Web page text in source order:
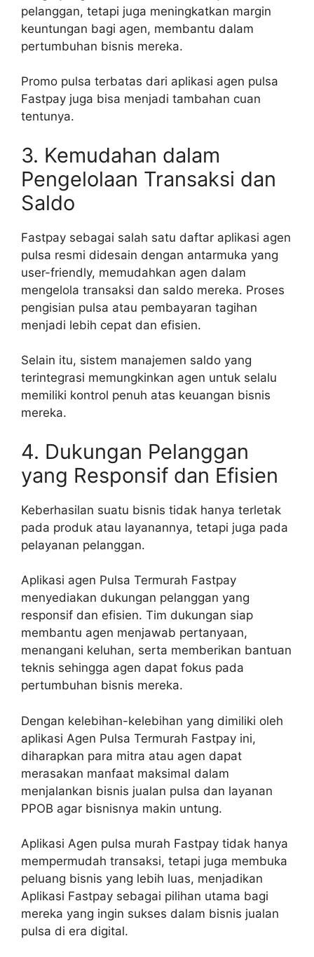
pelanggan, tetapi juga meningkatkan margin
keuntungan bagi agen, membantu dalam
pertumbuhan bisnis mereka.
Promo pulsa terbatas dari aplikasi agen pulsa
Fastpay juga bisa menjadi tambahan cuan
tentunya.
3. Kemudahan dalam
Pengelolaan Transaksi dan
Saldo
Fastpay sebagai salah satu daftar aplikasi agen
pulsa resmi didesain dengan antarmuka yang
user-friendly, memudahkan agen dalam
mengelola transaksi dan saldo mereka. Proses
pengisian pulsa atau pembayaran tagihan
menjadi lebih cepat dan efisien.
Selain itu, sistem manajemen saldo yang
terintegrasi memungkinkan agen untuk selalu
memiliki kontrol penuh atas keuangan bisnis
mereka.
4. Dukungan Pelanggan
yang Responsif dan Efisien
Keberhasilan suatu bisnis tidak hanya terletak
pada produk atau layanannya, tetapi juga pada
pelayanan pelanggan.
Aplikasi agen Pulsa Termurah Fastpay
menyediakan dukungan pelanggan yang
responsif dan efisien. Tim dukungan siap
membantu agen menjawab pertanyaan,
menangani keluhan, serta memberikan bantuan
teknis sehingga agen dapat fokus pada
pertumbuhan bisnis mereka.
Dengan kelebihan-kelebihan yang dimiliki oleh
aplikasi Agen Pulsa Termurah Fastpay ini,
diharapkan para mitra atau agen dapat
merasakan manfaat maksimal dalam
menjalankan bisnis jualan pulsa dan layanan
PPOB agar bisnisnya makin untung.
Aplikasi Agen pulsa murah Fastpay tidak hanya
mempermudah transaksi, tetapi juga membuka
peluang bisnis yang lebih luas, menjadikan
Aplikasi Fastpay sebagai pilihan utama bagi
mereka yang ingin sukses dalam bisnis jualan
pulsa di era digital.